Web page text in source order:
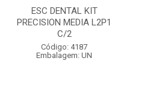
ESC DENTAL KIT
PRECISION MEDIA L2P1
C/2
Código: 4187
Embalagem: UN